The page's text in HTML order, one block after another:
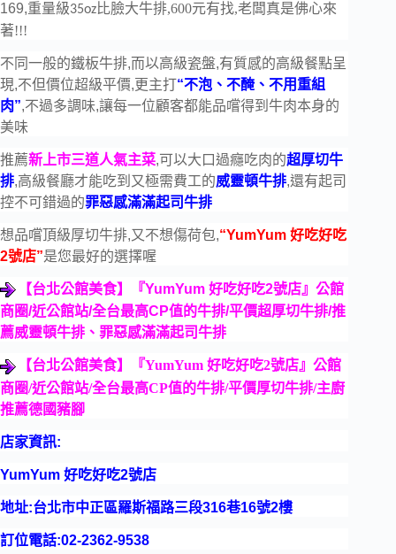
169,重量級35oz比臉大牛排,600元有找,老闆真是佛心來
著!!!
不同一般的鐵板牛排,而以高級瓷盤,有質感的高級餐點呈
現,不但價位超級平價,更主打 “不泡、不醃、不用重組
肉”,不過多調味,讓每一位顧客都能品嚐得到牛肉本身的
美味
推薦新上市三道人氣主菜,可以大口過癮吃肉的超厚切牛
排,高級餐廳才能吃到又極需費工的威靈頓牛排,還有起司
控不可錯過的罪惡感滿滿起司牛排
想品嚐頂級厚切牛排,又不想傷荷包,“YumYum 好吃好吃
2號店”是您最好的選擇喔
【台北公館美食】『 YumYum 好吃好吃2號店』公館
商圈/近公館站/全台最高CP值的牛排/平價超厚切牛排/推
薦威靈頓牛排、罪惡感滿滿起司牛排
【台北公館美食】『YumYum 好吃好吃2號店』公館
商圈/近公館站/全台最高CP值的牛排/平價厚切牛排/主廚
推薦德國豬腳
店家資訊:
YumYum 好吃好吃2號店
地址:台北市中正區羅斯福路三段316巷16號2樓
訂位電話:02-2362-9538